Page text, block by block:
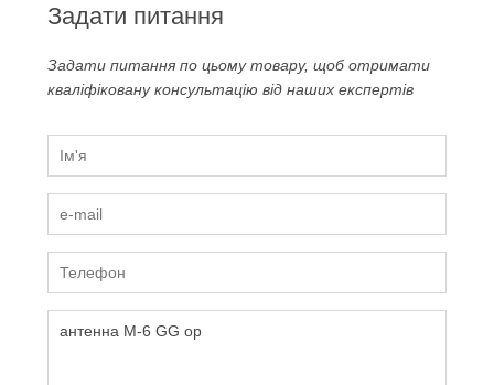
Задати питання
Задати питання по цьому товару, щоб отримати
кваліфіковану консультацію від наших експертів